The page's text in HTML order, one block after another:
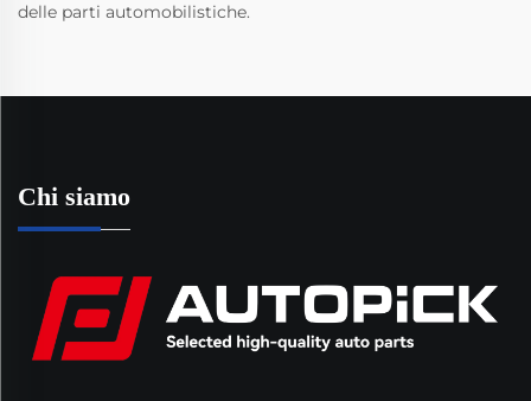
delle parti automobilistiche.
Chi siamo